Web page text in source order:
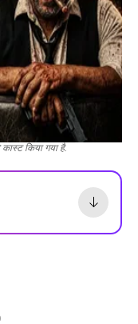
किया गया है.